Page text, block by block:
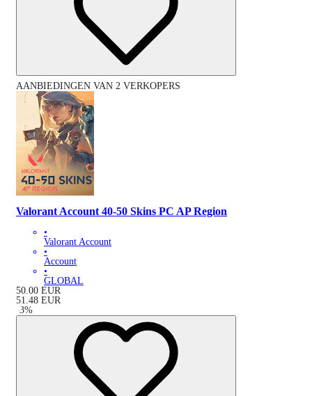
AANBIEDINGEN VAN 2 VERKOPERS
Valorant Account 40-50 Skins PC AP Region
•
Valorant Account
•
Account
•
GLOBAL
50.00 EUR
51.48 EUR
-3%